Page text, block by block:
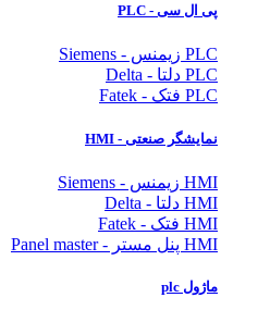
پی ال سی - PLC
PLC زیمنس - Siemens
PLC دلتا - Delta
PLC فتک - Fatek
نمایشگر صنعتی - HMI
HMI زیمنس - Siemens
HMI دلتا - Delta
HMI فتک - Fatek
HMI پنل مستر - Panel master
ماژول plc